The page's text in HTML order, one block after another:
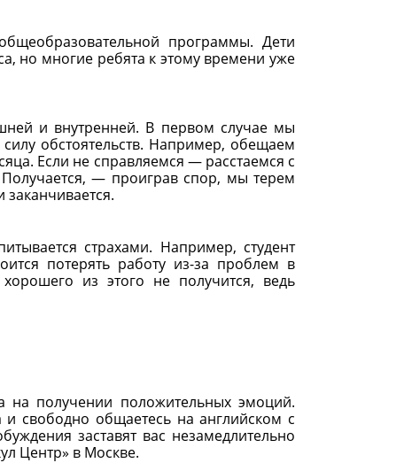
программы. Дети
но многие ребята к этому времени уже
и внутренней. В первом случае мы
обстоятельств. Например, обещаем
Если не справляемся — расстаемся с
— проиграв спор, мы терем
страхами. Например, студент
потерять работу из-за проблем в
из этого не получится, ведь
на получении положительных эмоций.
свободно общаетесь на английском с
заставят вас незамедлительно
Центр» в Москве.